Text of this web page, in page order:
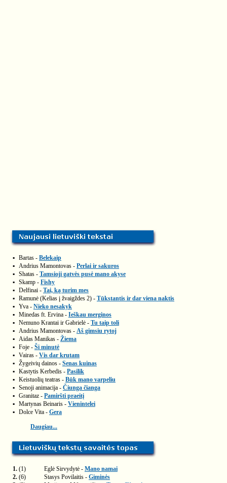
▪ Bartas - Belekaip
▪ Andrius Mamontovas - Perlai ir sakuros
▪ Shatas - Tamsioji gatvės pusė mano akyse
▪ Skamp - Fishy
▪ Delfinai - Tai, ką turim mes
▪ Ramunė (Kelias į žvaigždes 2) - Tūkstantis ir dar viena naktis
▪ Yva - Nieko nesakyk
▪ Minedas ft. Ervina - Ieškau merginos
▪ Nemuno Krantai ir Gabrielė - Tu taip toli
▪ Andrius Mamontovas - Aš gimsiu rytoj
▪ Aidas Manikas - Žiema
▪ Foje - Ši minutė
▪ Vairas - Vis dar krutam
▪ Žygeivių dainos - Senas kuinas
▪ Kastytis Kerbedis - Pasilik
▪ Keistuolių teatras - Būk mano varpeliu
▪ Senoji animacija - Čiunga čianga
▪ Granitaz - Pamiršti praeitį
▪ Martynas Beinaris - Vienintelei
▪ Dolce Vita - Gera
Daugiau...
1. (1) Eglė Sirvydytė - Mano namai
2. (6) Stasys Povilaitis - Giminės